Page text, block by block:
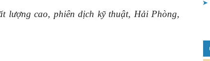
nhà
lượng cao, phiên dịch kỹ thuật, Hải Phòng,